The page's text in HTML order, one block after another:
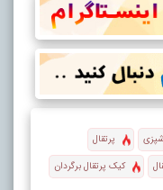
پرتقال
کیک پرتقال برگردان